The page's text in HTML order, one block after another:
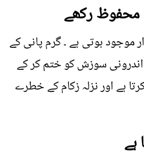
محفوظ رکھے
موجود ہوتی ہے ۔ گرم پانی کے
سوزش کو ختم کر کے
ہے اور نزلہ زکام کے خطرے
ہے